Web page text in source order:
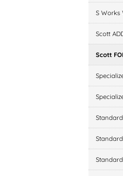
S Works
Scott
Scott
Standard